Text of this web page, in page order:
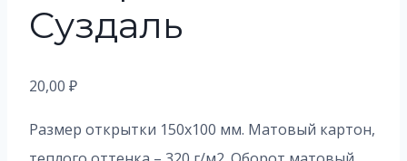
Суздаль
20,00 ₽
Размер открытки 150х100 мм. Матовый картон,